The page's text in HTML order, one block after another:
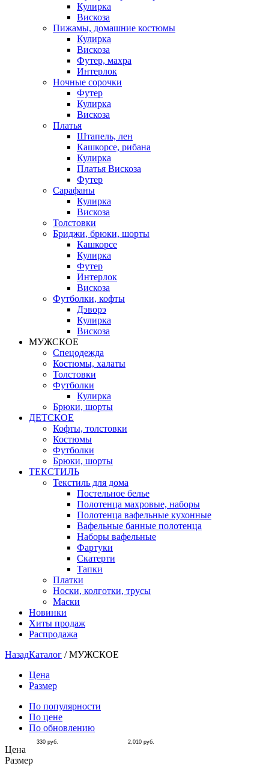
Кулирка
Вискоза
Пижамы, домашние костюмы
Кулирка
Вискоза
Футер, махра
Интерлок
Ночные сорочки
Футер
Кулирка
Вискоза
Платья
Штапель, лен
Кашкорсе, рибана
Кулирка
Платья Вискоза
Футер
Сарафаны
Кулирка
Вискоза
Толстовки
Бриджи, брюки, шорты
Кашкорсе
Кулирка
Футер
Интерлок
Вискоза
Футболки, кофты
Дэворэ
Кулирка
Вискоза
МУЖСКОЕ
Спецодежда
Костюмы, халаты
Толстовки
Футболки
Кулирка
Брюки, шорты
ДЕТСКОЕ
Кофты, толстовки
Костюмы
Футболки
Брюки, шорты
ТЕКСТИЛЬ
Текстиль для дома
Постельное белье
Полотенца махровые, наборы
Полотенца вафельные кухонные
Вафельные банные полотенца
Наборы вафельные
Фартуки
Скатерти
Тапки
Платки
Носки, колготки, трусы
Маски
Новинки
Хиты продаж
Распродажа
НазадКаталог /МУЖСКОЕ
Цена
Размер
По популярности
По цене
По обновлению
Цена
330 руб. 2,010 руб.
Размер